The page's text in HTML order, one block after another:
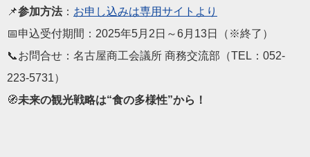
📌参加方法： お申し込みは専用サイトより
📅申込受付期間：2025年5月2日～6月13日（※終了）
📞お問合せ：名古屋商工会議所 商務交流部（TEL：052-
223-5731）
🧭未来の観光戦略は“食の多様性”から！